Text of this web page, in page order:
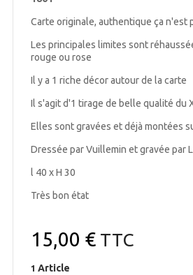
Carte originale, authentique ça n'est
Les principales limites sont
rouge ou rose
Il y a 1 riche décor autour de la carte
Il s'agit d'1 tirage de belle qualité du
Elles sont gravées et déjà montées
Dressée par Vuillemin et gravée par
l 40 x H 30
Très bon état
15,00 €TTC
1 Article